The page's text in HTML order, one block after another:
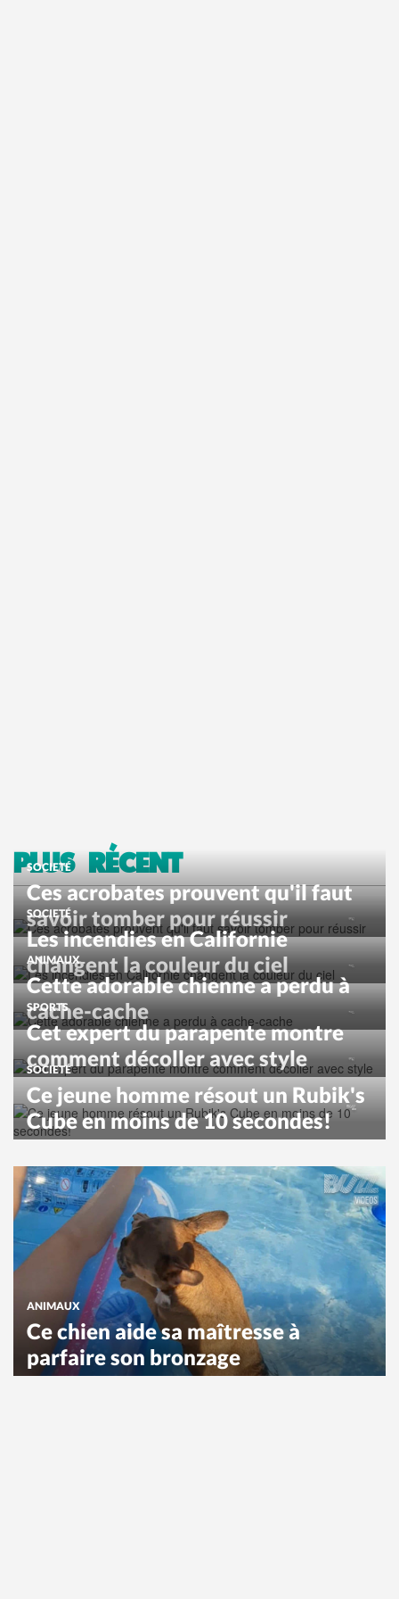
PLUS RÉCENT
SOCIETÉ
Ces acrobates prouvent qu'il faut
savoir tomber pour réussir
SOCIETÉ
Les incendies en Californie
changent la couleur du ciel
ANIMAUX
Cette adorable chienne a perdu à
cache-cache
SPORTS
Cet expert du parapente montre
comment décoller avec style
SOCIETÉ
Ce jeune homme résout un Rubik's
Cube en moins de 10 secondes!
ANIMAUX
Ce chien aide sa maîtresse à
parfaire son bronzage